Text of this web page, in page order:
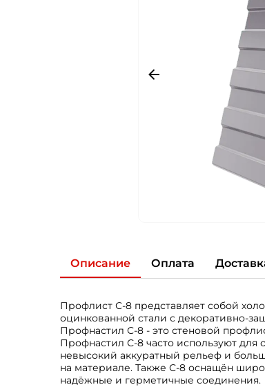
Описание Оплата
Профлист С-8 представляет собой
оцинкованной стали с декоративно-
Профнастил С-8 - это стеновой
Профнастил С-8 часто используют для
невысокий аккуратный рельеф и
на материале. Также С-8 оснащён
надёжные и герметичные соединения.